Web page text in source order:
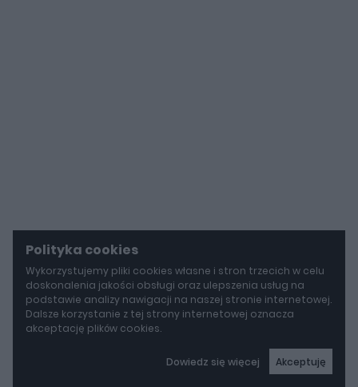
Polityka cookies
Wykorzystujemy pliki cookies własne i stron trzecich w celu
doskonalenia jakości obsługi oraz ulepszenia usług na
podstawie analizy nawigacji na naszej stronie internetowej.
Dalsze korzystanie z tej strony internetowej oznacza
akceptację plików cookies.
Dowiedz się więcej Akceptuję